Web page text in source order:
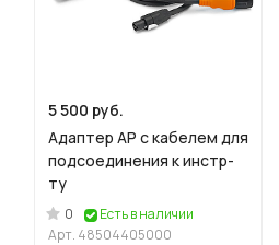
5 500 руб.
Адаптер АР с кабелем для
подсоединения к инстр-
ту
0
Есть в наличии
Арт. 48504405000